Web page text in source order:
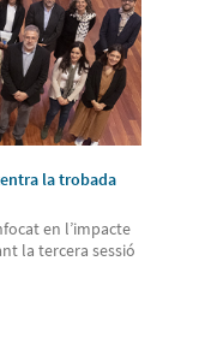
la trobada
en l’impacte
la tercera sessió